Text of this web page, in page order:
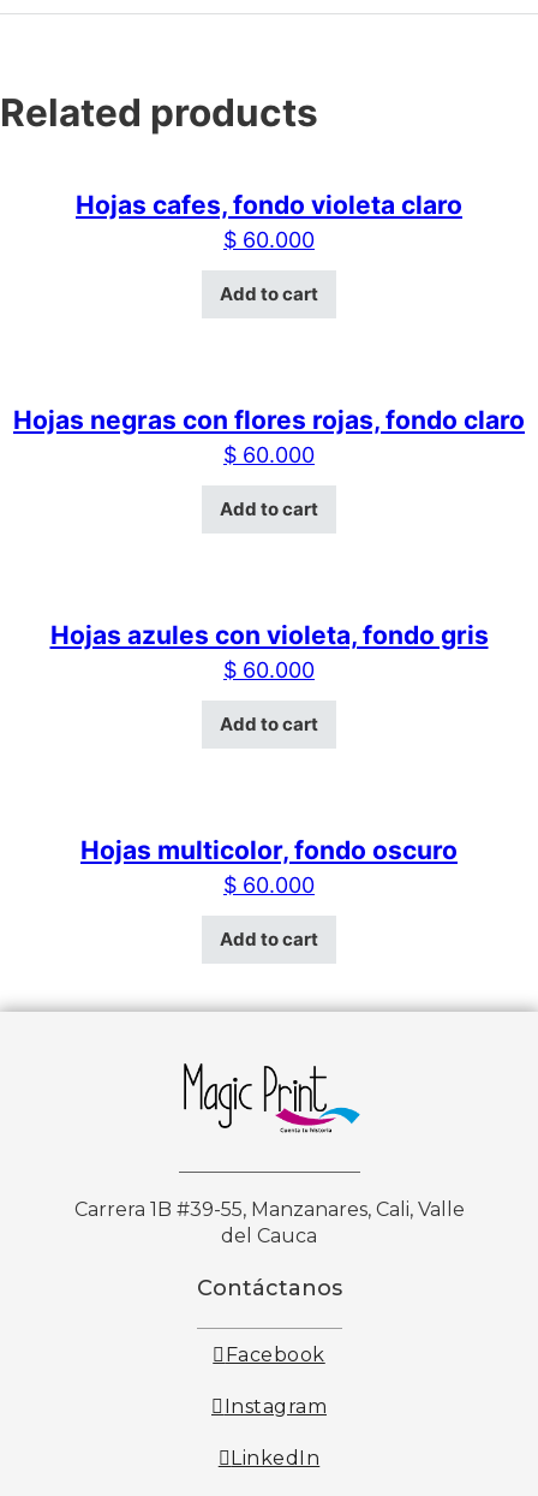
Related products
Hojas cafes, fondo violeta claro
$ 60.000
Add to cart
Hojas negras con flores rojas, fondo claro
$ 60.000
Add to cart
Hojas azules con violeta, fondo gris
$ 60.000
Add to cart
Hojas multicolor, fondo oscuro
$ 60.000
Add to cart
Carrera 1B #39-55, Manzanares, Cali, Valle
del Cauca
Contáctanos
Facebook
Instagram
LinkedIn